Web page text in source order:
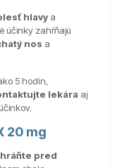
hlavy a
účinky zahŕňajú
nos a
5 hodín,
lekára aj
20 mg
pred